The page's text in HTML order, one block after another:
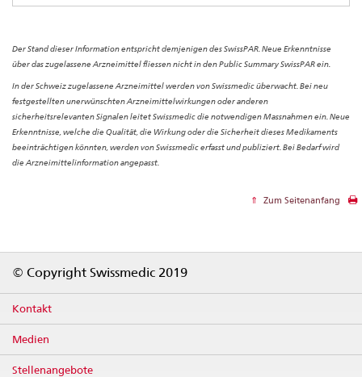
Der Stand dieser Information entspricht demjenigen des SwissPAR. Neue Erkenntnisse
über das zugelassene Arzneimittel fliessen nicht in den Public Summary SwissPAR ein.
In der Schweiz zugelassene Arzneimittel werden von Swissmedic überwacht. Bei neu
festgestellten unerwünschten Arzneimittelwirkungen oder anderen
sicherheitsrelevanten Signalen leitet Swissmedic die notwendigen Massnahmen ein. Neue
Erkenntnisse, welche die Qualität, die Wirkung oder die Sicherheit dieses Medikaments
beeinträchtigen könnten, werden von Swissmedic erfasst und publiziert. Bei Bedarf wird
die Arzneimittelinformation angepasst.
Zum Seitenanfang
© Copyright Swissmedic 2019
Kontakt
Medien
Stellenangebote